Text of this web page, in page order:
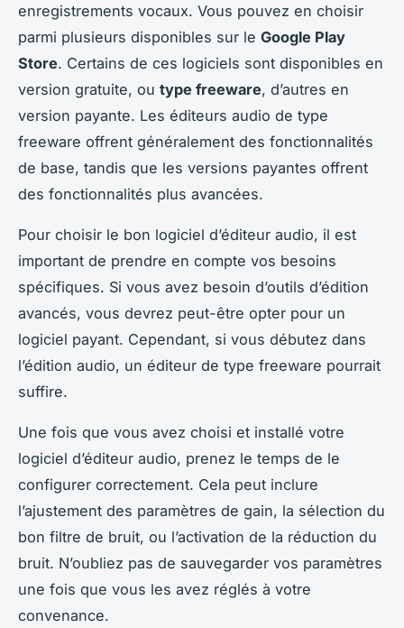
enregistrements vocaux. Vous pouvez en choisir
parmi plusieurs disponibles sur le Google Play
Store. Certains de ces logiciels sont disponibles en
version gratuite, ou type freeware, d’autres en
version payante. Les éditeurs audio de type
freeware offrent généralement des fonctionnalités
de base, tandis que les versions payantes offrent
des fonctionnalités plus avancées.
Pour choisir le bon logiciel d’éditeur audio, il est
important de prendre en compte vos besoins
spécifiques. Si vous avez besoin d’outils d’édition
avancés, vous devrez peut-être opter pour un
logiciel payant. Cependant, si vous débutez dans
l’édition audio, un éditeur de type freeware pourrait
suffire.
Une fois que vous avez choisi et installé votre
logiciel d’éditeur audio, prenez le temps de le
configurer correctement. Cela peut inclure
l’ajustement des paramètres de gain, la sélection du
bon filtre de bruit, ou l’activation de la réduction du
bruit. N’oubliez pas de sauvegarder vos paramètres
une fois que vous les avez réglés à votre
convenance.